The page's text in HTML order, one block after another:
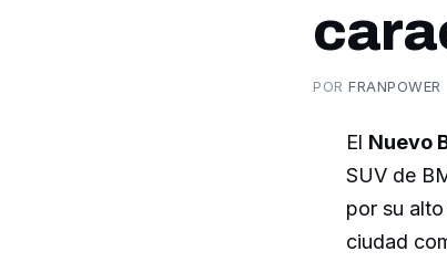
PORFRANPOWER
El Nuevo
SUV de
por su
ciudad